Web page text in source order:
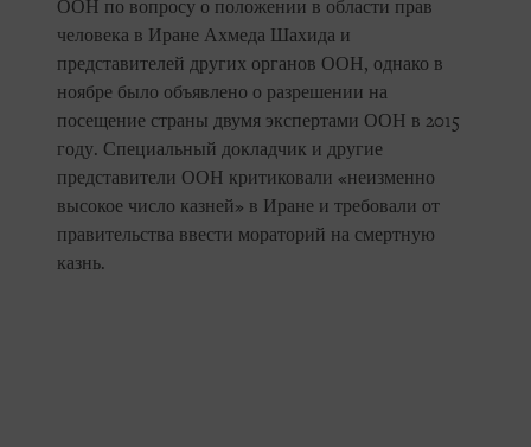
ООН по вопросу о положении в области прав
человека в Иране Ахмеда Шахида и
представителей других органов ООН, однако в
ноябре было объявлено о разрешении на
посещение страны двумя экспертами ООН в 2015
году. Специальный докладчик и другие
представители ООН критиковали «неизменно
высокое число казней» в Иране и требовали от
правительства ввести мораторий на смертную
казнь.